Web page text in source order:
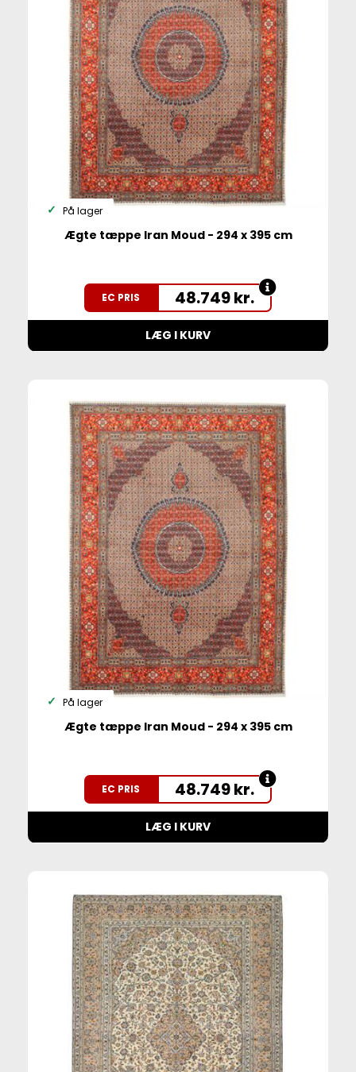
På lager
Ægte tæppe Iran Moud - 294 x 395 cm
EC PRIS 48.749kr.
LÆG I KURV
På lager
Ægte tæppe Iran Moud - 294 x 395 cm
EC PRIS 48.749kr.
LÆG I KURV